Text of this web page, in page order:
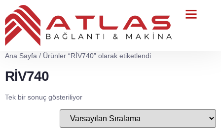
Ana Sayfa / Ürünler “RİV740” olarak etiketlendi
RİV740
Tek bir sonuç gösteriliyor